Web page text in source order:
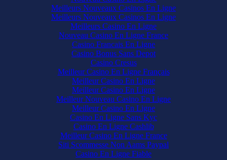
Meilleurs Nouveaux Casinos En Ligne
Meilleurs Nouveaux Casinos En Ligne
Meilleurs Casino En Ligne
Nouveau Casino En Ligne France
Casino Francais En Ligne
Casino Bonus Sans Depot
Casino Cresus
Meilleur Casino En Ligne Français
Meilleur Casino En Ligne
Meilleur Casino En Ligne
Meilleur Nouveau Casino En Ligne
Meilleur Casino En Ligne
Casino En Ligne Sans Kyc
Casino En Ligne Cashlib
Meilleur Casino En Ligne France
Siti Scommesse Non Aams Paypal
Casino En Ligne Fiable